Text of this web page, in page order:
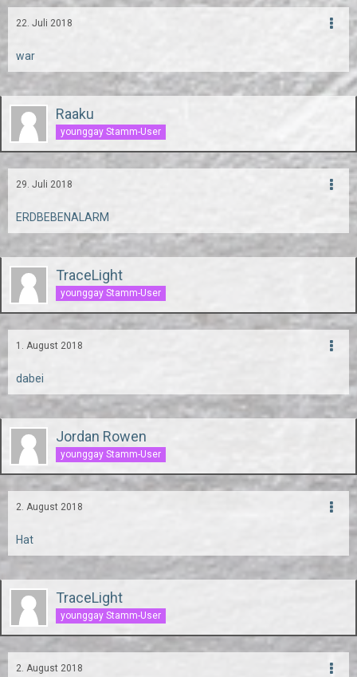
22. Juli 2018
war
Raaku
younggay Stamm-User
29. Juli 2018
ERDBEBENALARM
TraceLight
younggay Stamm-User
1. August 2018
dabei
Jordan Rowen
younggay Stamm-User
2. August 2018
Hat
TraceLight
younggay Stamm-User
2. August 2018